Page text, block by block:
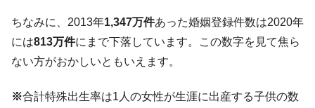
『Money1』
韓国鉄鋼最大手『POSCO』ズブズブ沈む。
営業利益80.2％も減少
『Money1』
米国下院「韓国の公務員個人をターゲット
する差別。許してはおかぬ
ちなみに、2013年1,347万件あった婚姻登録件数は2020年
には813万件にまで下落しています。この数字を見て焦ら
ない方がおかしいともいえます。
※合計特殊出生率は1人の女性が生涯に出産する子供の数